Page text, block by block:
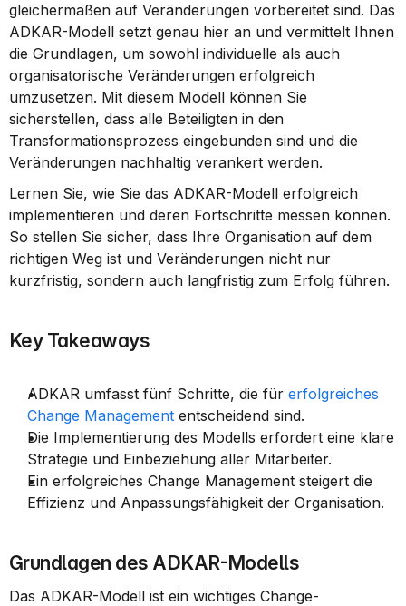
gleichermaßen auf Veränderungen vorbereitet sind. Das
ADKAR-Modell setzt genau hier an und vermittelt Ihnen
die Grundlagen, um sowohl individuelle als auch
organisatorische Veränderungen erfolgreich
umzusetzen. Mit diesem Modell können Sie
sicherstellen, dass alle Beteiligten in den
Transformationsprozess eingebunden sind und die
Veränderungen nachhaltig verankert werden.
Lernen Sie, wie Sie das ADKAR-Modell erfolgreich
implementieren und deren Fortschritte messen können.
So stellen Sie sicher, dass Ihre Organisation auf dem
richtigen Weg ist und Veränderungen nicht nur
kurzfristig, sondern auch langfristig zum Erfolg führen.
Key Takeaways
ADKAR umfasst fünf Schritte, die für erfolgreiches
Change Management entscheidend sind.
Die Implementierung des Modells erfordert eine klare
Strategie und Einbeziehung aller Mitarbeiter.
Ein erfolgreiches Change Management steigert die
Effizienz und Anpassungsfähigkeit der Organisation.
Grundlagen des ADKAR-Modells
Das ADKAR-Modell ist ein wichtiges Change-